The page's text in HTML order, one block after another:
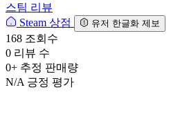
스팀 리뷰
Steam 상점
유저 한글화 제보
168 조회수
0 리뷰 수
0+ 추정 판매량
N/A 긍정 평가